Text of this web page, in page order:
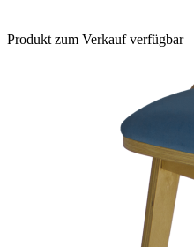
Produkt zum Verkauf verfügbar